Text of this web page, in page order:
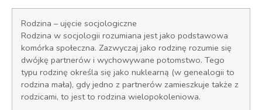
Rodzina – ujęcie socjologiczne
Rodzina w socjologii rozumiana jest jako podstawowa
komórka społeczna. Zazwyczaj jako rodzinę rozumie się
dwójkę partnerów i wychowywane potomstwo. Tego
typu rodzinę określa się jako nuklearną (w genealogii to
rodzina mała), gdy jedno z partnerów zamieszkuje także z
rodzicami, to jest to rodzina wielopokoleniowa.